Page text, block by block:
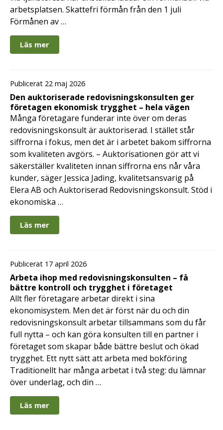
arbetsplatsen. Skattefri förmån från den 1 juli
Förmånen av …
Läs mer
Publicerat 22 maj 2026
Den auktoriserade redovisningskonsulten ger
företagen ekonomisk trygghet – hela vägen
Många företagare funderar inte över om deras
redovisningskonsult är auktoriserad. I stället står
siffrorna i fokus, men det är i arbetet bakom siffrorna
som kvaliteten avgörs. – Auktorisationen gör att vi
säkerställer kvaliteten innan siffrorna ens når våra
kunder, säger Jessica Jading, kvalitetsansvarig på
Elera AB och Auktoriserad Redovisningskonsult. Stöd i
ekonomiska …
Läs mer
Publicerat 17 april 2026
Arbeta ihop med redovisningskonsulten – få
bättre kontroll och trygghet i företaget
Allt fler företagare arbetar direkt i sina
ekonomisystem. Men det är först när du och din
redovisningskonsult arbetar tillsammans som du får
full nytta – och kan göra konsulten till en partner i
företaget som skapar både bättre beslut och ökad
trygghet. Ett nytt sätt att arbeta med bokföring
Traditionellt har många arbetat i två steg: du lämnar
över underlag, och din …
Läs mer